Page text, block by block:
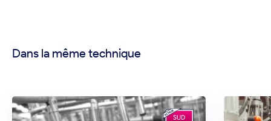
Dans la même technique